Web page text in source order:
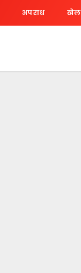
अपराध खेल